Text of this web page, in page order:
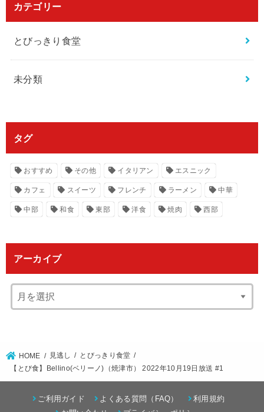
カテゴリー
とびっきり食堂
未分類
タグ
おすすめ その他 イタリアン エスニック
カフェ スイーツ フレンチ ラーメン 中華
中部 和食 東部 洋食 焼肉 西部
アーカイブ
HOME 見逃し
とびっきり食堂
【とび食】Bellino(ベリーノ)（焼津市） 2022年10月19日放送 #1
ご利用ガイド よくある質問（FAQ）
利用規約